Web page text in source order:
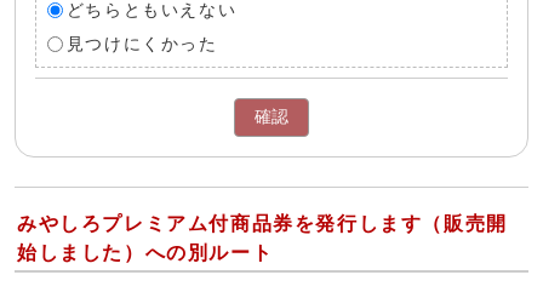
どちらともいえない
見つけにくかった
確認
みやしろプレミアム付商品券を発行します（販売開
始しました）への別ルート